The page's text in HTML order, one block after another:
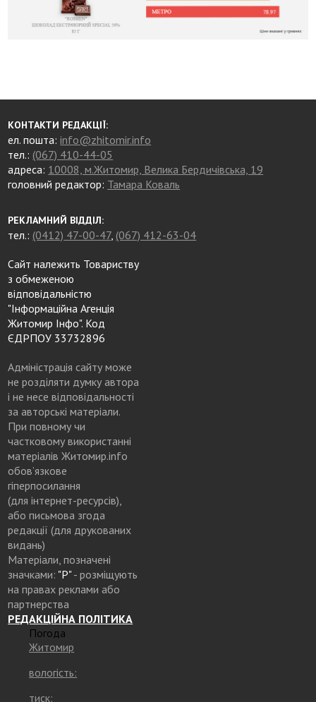
КОНТАКТИ РЕДАКЦІЇ:
ел. пошта:info@zhitomir.info
тел.: (067) 410-44-05
адреса: 10008, м.Житомир, Велика Бердичівська, 19
головний редактор: Тамара Коваль
РЕКЛАМНИЙ ВІДДІЛ:
тел.: (0412) 47-00-47, (067) 412-63-04
Сайт належить Товариству
з обмеженою
відповідальністю
"Інформаційна Агенція
Житомир Інфо". Код
ЄДРПОУ 33732896
Адміністрація сайту може
не розділяти думку автора
і не несе відповідальності
за авторські матеріали.
При повному чи
частковому використанні
матеріалів Житомир.info
обов’язкове
гіперпосилання
(для інтернет-ресурсів),
або письмова згода
редакції (для друкованих
видань)
Матеріали, позначені
значками: "Р"- розміщують
на правах реклами або
партнерства
РЕДАКЦІЙНА ПОЛІТИКА
Погода
Житомир
вологість:
тиск: